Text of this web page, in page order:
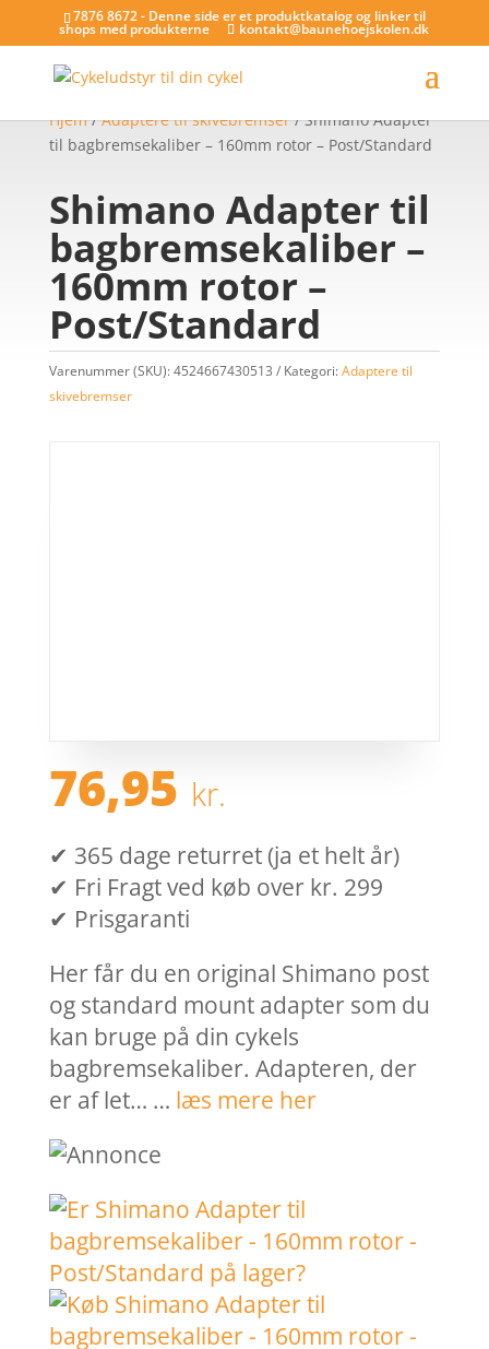
7876 8672 - Denne side er et produktkatalog og linker til
shops med produkterne kontakt@baunehoejskolen.dk
Hjem/Adaptere til skivebremser/ Shimano Adapter
til bagbremsekaliber – 160mm rotor – Post/Standard
Shimano Adapter til
bagbremsekaliber –
160mm rotor –
Post/Standard
Varenummer (SKU):4524667430513 Kategori:Adaptere til
skivebremser
76,95 kr.
✔ 365 dage returret (ja et helt år)
✔ Fri Fragt ved køb over kr. 299
✔ Prisgaranti
Her får du en original Shimano post
og standard mount adapter som du
kan bruge på din cykels
bagbremsekaliber. Adapteren, der
er af let… … læs mere her